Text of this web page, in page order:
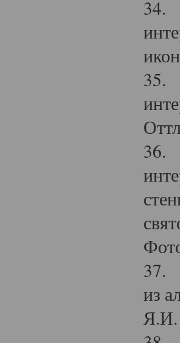
34.
35.
36.
37.
из
Я.И.